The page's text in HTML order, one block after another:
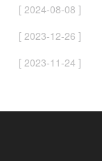
[ 2024-08-08 ]
[ 2023-12-26 ]
[ 2023-11-24 ]